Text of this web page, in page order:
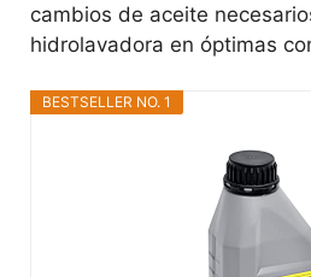
cambios de aceite
hidrolavadora en óptimas
BESTSELLER NO. 1